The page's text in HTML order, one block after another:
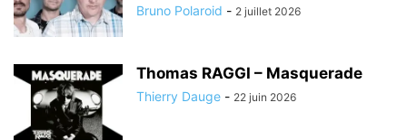
Bruno Polaroid - 2 juillet 2026
Thomas RAGGI – Masquerade
Thierry Dauge - 22 juin 2026